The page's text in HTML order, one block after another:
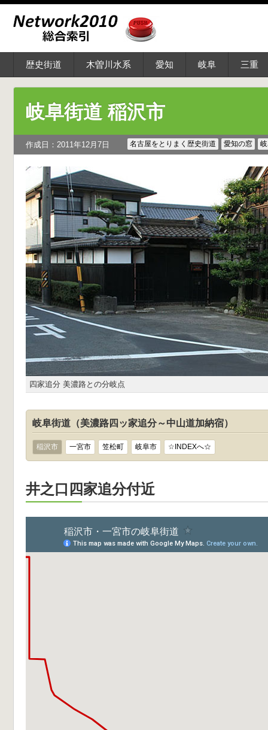
歴史街道 木曽川水系 愛知 岐阜 三重
岐阜街道 稲沢市
作成日：2011年12月7日 名古屋をとりまく歴史街道 愛知の窓
四家追分 美濃路との分岐点
岐阜街道（美濃路四ッ家追分～中山道加納宿）
稲沢市 一宮市 笠松町 岐阜市 ☆INDEXへ☆
井之口四家追分付近